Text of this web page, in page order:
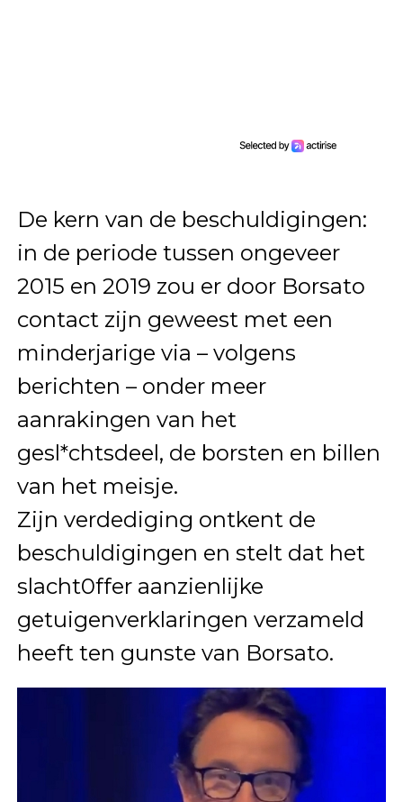
De kern van de beschuldigingen:
in de periode tussen ongeveer
2015 en 2019 zou er door Borsato
contact zijn geweest met een
minderjarige via – volgens
berichten – onder meer
aanrakingen van het
gesl*chtsdeel, de borsten en billen
van het meisje.
Zijn verdediging ontkent de
beschuldigingen en stelt dat het
slacht0ffer aanzienlijke
getuigenverklaringen verzameld
heeft ten gunste van Borsato.